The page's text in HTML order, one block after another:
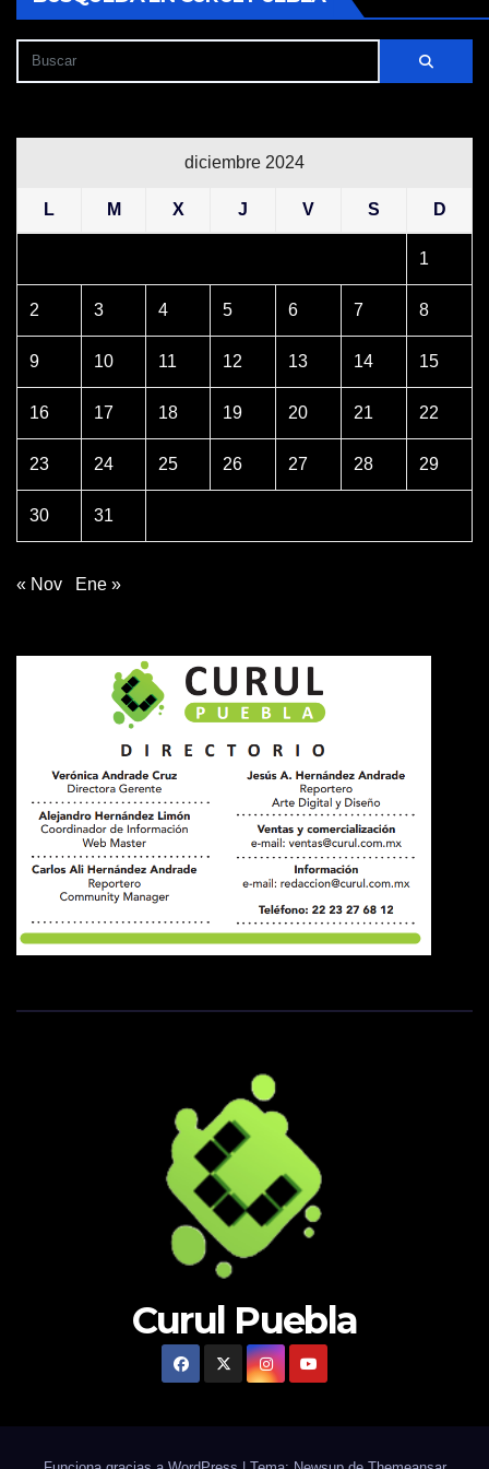
diciembre 2024
L M X J V S D
1
2 3 4 5 6 7 8
9 10 11 12 13 14 15
16 17 18 19 20 21 22
23 24 25 26 27 28 29
30 31
« Nov Ene »
Curul Puebla